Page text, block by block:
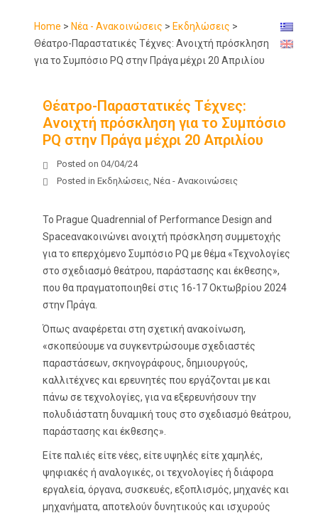
Home > Νέα - Ανακοινώσεις > Εκδηλώσεις >
Θέατρο-Παραστατικές Τέχνες: Ανοιχτή πρόσκληση
για το Συμπόσιο PQ στην Πράγα μέχρι 20 Απριλίου
Θέατρο-Παραστατικές Τέχνες:
Ανοιχτή πρόσκληση για το Συμπόσιο
PQ στην Πράγα μέχρι 20 Απριλίου
Posted on 04/04/24
Posted in Εκδηλώσεις, Νέα - Ανακοινώσεις
Το Prague Quadrennial of Performance Design and
Spaceανακοινώνει ανοιχτή πρόσκληση συμμετοχής
για το επερχόμενο Συμπόσιο PQ με θέμα «Τεχνολογίες
στο σχεδιασμό θεάτρου, παράστασης και έκθεσης»,
που θα πραγματοποιηθεί στις 16-17 Οκτωβρίου 2024
στην Πράγα.
Όπως αναφέρεται στη σχετική ανακοίνωση,
«σκοπεύουμε να συγκεντρώσουμε σχεδιαστές
παραστάσεων, σκηνογράφους, δημιουργούς,
καλλιτέχνες και ερευνητές που εργάζονται με και
πάνω σε τεχνολογίες, για να εξερευνήσουν την
πολυδιάστατη δυναμική τους στο σχεδιασμό θεάτρου,
παράστασης και έκθεσης».
Είτε παλιές είτε νέες, είτε υψηλές είτε χαμηλές,
ψηφιακές ή αναλογικές, οι τεχνολογίες ή διάφορα
εργαλεία, όργανα, συσκευές, εξοπλισμός, μηχανές και
μηχανήματα, αποτελούν δυνητικούς και ισχυρούς